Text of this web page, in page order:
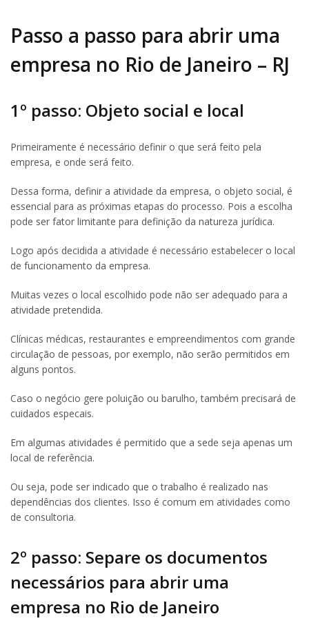
Passo a passo para abrir uma
empresa no Rio de Janeiro – RJ
1º passo: Objeto social e local
Primeiramente é necessário definir o que será feito pela
empresa, e onde será feito.
Dessa forma, definir a atividade da empresa, o objeto social, é
essencial para as próximas etapas do processo. Pois a escolha
pode ser fator limitante para definição da natureza jurídica.
Logo após decidida a atividade é necessário estabelecer o local
de funcionamento da empresa.
Muitas vezes o local escolhido pode não ser adequado para a
atividade pretendida.
Clínicas médicas, restaurantes e empreendimentos com grande
circulação de pessoas, por exemplo, não serão permitidos em
alguns pontos.
Caso o negócio gere poluição ou barulho, também precisará de
cuidados especais.
Em algumas atividades é permitido que a sede seja apenas um
local de referência.
Ou seja, pode ser indicado que o trabalho é realizado nas
dependências dos clientes. Isso é comum em atividades como
de consultoria.
2º passo: Separe os documentos
necessários para abrir uma
empresa no Rio de Janeiro